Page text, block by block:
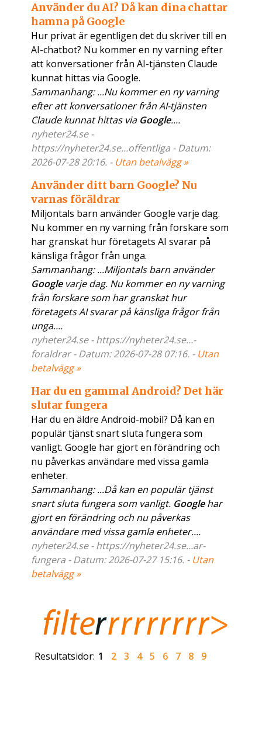
Använder du AI? Då kan dina chattar
hamna på Google
Hur privat är egentligen det du skriver till en
AI-chatbot? Nu kommer en ny varning efter
att konversationer från AI-tjänsten Claude
kunnat hittas via Google.
Sammanhang: ...Nu kommer en ny varning
efter att konversationer från AI-tjänsten
Claude kunnat hittas via Google....
nyheter24.se -
https://nyheter24.se...offentliga - Datum:
2026-07-28 20:16. - Utan betalvägg »
Använder ditt barn Google? Nu
varnas föräldrar
Miljontals barn använder Google varje dag.
Nu kommer en ny varning från forskare som
har granskat hur företagets AI svarar på
känsliga frågor från unga.
Sammanhang: ...Miljontals barn använder
Googlevarje dag. Nu kommer en ny varning
från forskare som har granskat hur
företagets AI svarar på känsliga frågor från
unga....
nyheter24.se - https://nyheter24.se...-
foraldrar - Datum: 2026-07-28 07:16. - Utan
betalvägg »
Har du en gammal Android? Det här
slutar fungera
Har du en äldre Android-mobil? Då kan en
populär tjänst snart sluta fungera som
vanligt. Google har gjort en förändring och
nu påverkas användare med vissa gamla
enheter.
Sammanhang: ...Då kan en populär tjänst
snart sluta fungera som vanligt. Googlehar
gjort en förändring och nu påverkas
användare med vissa gamla enheter....
nyheter24.se - https://nyheter24.se...ar-
fungera - Datum: 2026-07-27 15:16. - Utan
betalvägg »
Resultatsidor: 1 2 3 4 5 6 7 8 9